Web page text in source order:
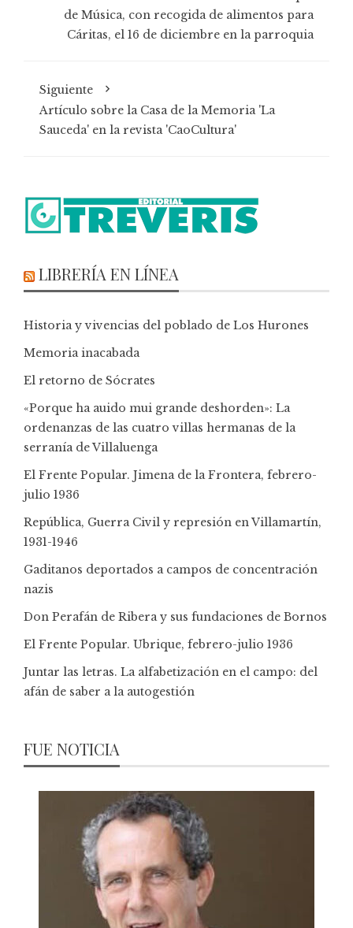
de Música, con recogida de alimentos para
Cáritas, el 16 de diciembre en la parroquia
Siguiente
Artículo sobre la Casa de la Memoria 'La
Sauceda' en la revista 'CaoCultura'
LIBRERÍA EN LÍNEA
Historia y vivencias del poblado de Los Hurones
Memoria inacabada
El retorno de Sócrates
«Porque ha auido mui grande deshorden»: La
ordenanzas de las cuatro villas hermanas de la
serranía de Villaluenga
El Frente Popular. Jimena de la Frontera, febrero-
julio 1936
República, Guerra Civil y represión en Villamartín,
1931-1946
Gaditanos deportados a campos de concentración
nazis
Don Perafán de Ribera y sus fundaciones de Bornos
El Frente Popular. Ubrique, febrero-julio 1936
Juntar las letras. La alfabetización en el campo: del
afán de saber a la autogestión
FUE NOTICIA